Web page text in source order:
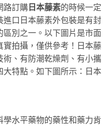
路訂購日本藤素的時候一定
口日本藤素外包裝是有封
別之一。以下圖片是市面
實拍攝，僅供參考！日本藤
、有防潮乾燥劑、有小攜
特點。如下圖所示：日本
水平藥物的藥性和藥力肯